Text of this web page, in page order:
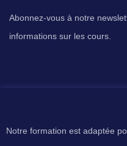
Abonnez-vous à notre
informations sur les cours.
Notre formation est adaptée